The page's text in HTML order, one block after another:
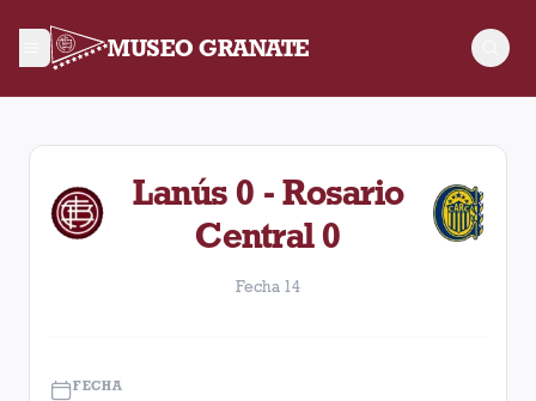
MUSEO GRANATE
Fecha 14. Partido entre Lanús y Rosario Central disputado
Lanús 0 - Rosario
Central 0
Fecha 14
FECHA